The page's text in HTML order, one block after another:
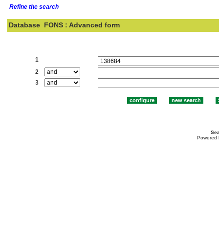
Refine the search
Database FONS : Advanced form
1
2
3